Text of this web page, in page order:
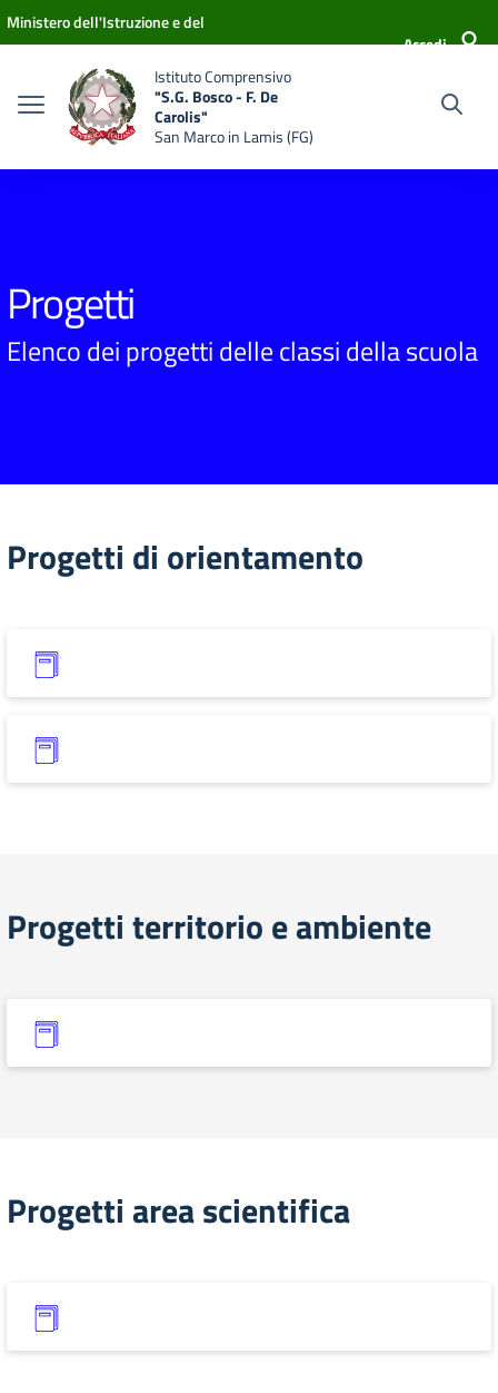
Vai ai contenuti
Vai al menu di navigazione
Vai al footer
Ministero dell'Istruzione e del
Accedi
Istituto Comprensivo
"S.G. Bosco - F. De
Carolis"
San Marco in Lamis (FG)
Progetti
Elenco dei progetti delle classi della scuola
Progetti di orientamento
Progetti territorio e ambiente
Progetti area scientifica